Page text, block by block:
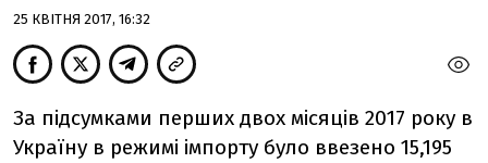
25 КВІТНЯ 2017, 16:32
За підсумками перших двох місяців 2017 року в
Україну в режимі імпорту було ввезено 15,195